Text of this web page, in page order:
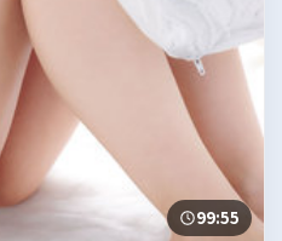
99:55